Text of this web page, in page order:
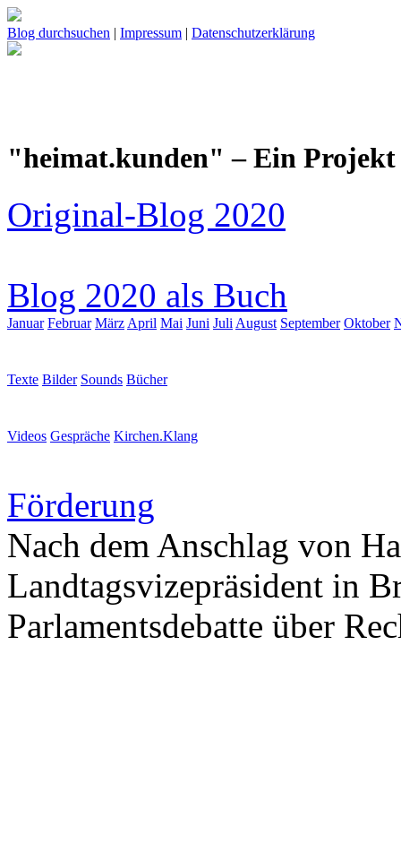
Blog durchsuchen | Impressum | Datenschutzerklärung
"heimat.kunden" – Ein
Original-Blog 2020
Blog 2020 als Buch
Januar Februar März April Mai Juni Juli August September Oktober
Texte Bilder Sounds Bücher
Videos Gespräche Kirchen.Klang
Förderung
Nach dem Anschlag von
Landtagsvizepräsident in
Parlamentsdebatte über